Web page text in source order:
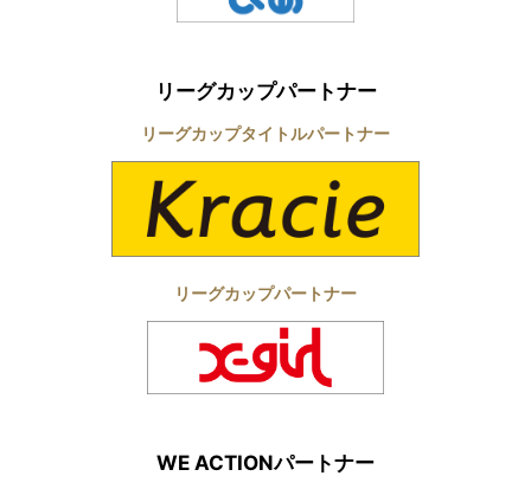
リーグカップパートナー
リーグカップタイトルパートナー
リーグカップパートナー
WE ACTIONパートナー